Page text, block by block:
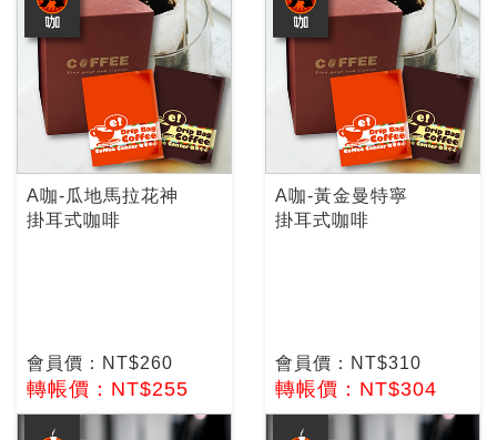
A咖-瓜地馬拉花神
掛耳式咖啡
會員價：NT$260
轉帳價：NT$255
A咖-黃金曼特寧
掛耳式咖啡
會員價：NT$310
轉帳價：NT$304